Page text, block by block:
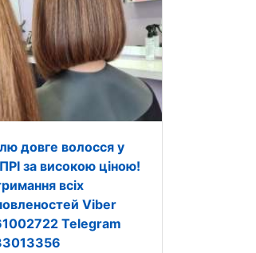
довге волосся у
за високою ціною!
всіх
Viber
Telegram